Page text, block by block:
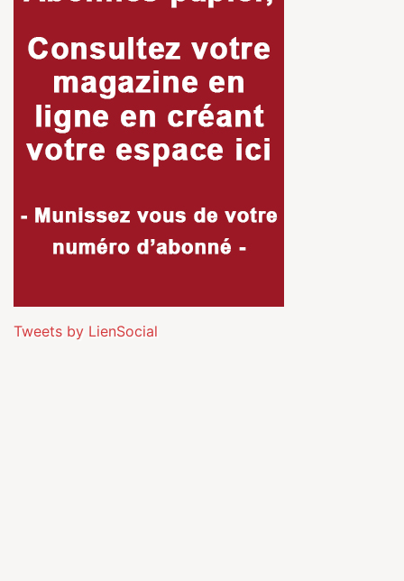
Tweets by LienSocial